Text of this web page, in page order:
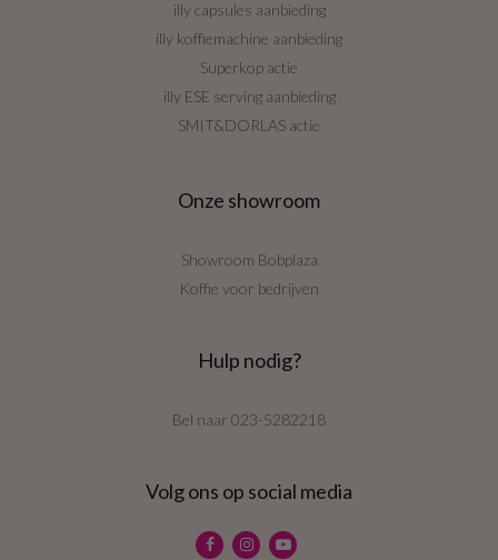
illy capsules aanbieding
illy koffiemachine aanbieding
Superkop actie
illy ESE serving aanbieding
SMIT&DORLAS actie
Onze showroom
Showroom Bobplaza
Koffie voor bedrijven
Hulp nodig?
Bel naar 023-5282218
Volg ons op social media